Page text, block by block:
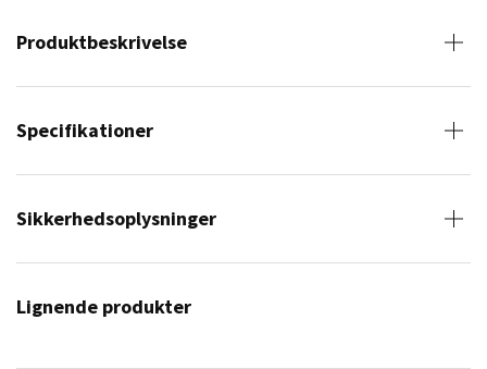
Produktbeskrivelse
Specifikationer
Sikkerhedsoplysninger
Lignende produkter